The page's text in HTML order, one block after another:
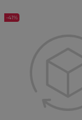
-41%